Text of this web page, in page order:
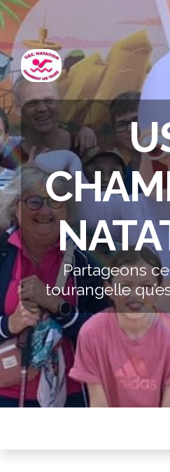
Partageons
tourangelle